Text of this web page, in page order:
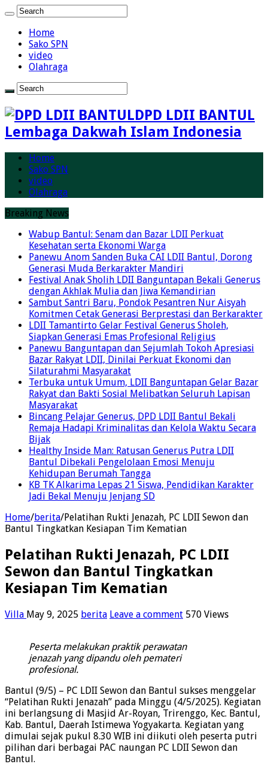
Home
Sako SPN
video
Olahraga
DPD LDII BANTUL
Lembaga Dakwah Islam Indonesia
Home
Sako SPN
video
Olahraga
Breaking News
Wabup Bantul: Senam dan Bazar LDII Perkuat
Kesehatan serta Ekonomi Warga
Panewu Anom Sanden Buka CAI LDII Bantul, Dorong
Generasi Muda Berkarakter Mandiri
Festival Anak Sholih LDII Banguntapan Bekali Generus
dengan Akhlak Mulia dan Jiwa Kemandirian
Sambut Santri Baru, Pondok Pesantren Nur Aisyah
Komitmen Cetak Generasi Berprestasi dan Berkarakter
LDII Tamantirto Gelar Festival Generus Sholeh,
Siapkan Generasi Emas Profesional Religius
Panewu Banguntapan dan Sejumlah Tokoh Apresiasi
Bazar Rakyat LDII, Dinilai Perkuat Ekonomi dan
Silaturahmi Masyarakat
Terbuka untuk Umum, LDII Banguntapan Gelar Bazar
Rakyat dan Bakti Sosial Melibatkan Seluruh Lapisan
Masyarakat
Bincang Pelajar Generus, DPD LDII Bantul Bekali
Remaja Hadapi Kriminalitas dan Kelola Waktu Secara
Bijak
Healthy Inside Man: Ratusan Generus Putra LDII
Bantul Dibekali Pengelolaan Emosi Menuju
Kehidupan Berumah Tangga
KB TK Alkarima Lepas 21 Siswa, Pendidikan Karakter
Jadi Bekal Menuju Jenjang SD
Home/berita/Pelatihan Rukti Jenazah, PC LDII Sewon dan
Bantul Tingkatkan Kesiapan Tim Kematian
Pelatihan Rukti Jenazah, PC LDII
Sewon dan Bantul Tingkatkan
Kesiapan Tim Kematian
Villa May 9, 2025 berita Leave a comment 570 Views
Peserta melakukan praktik perawatan
jenazah yang dipandu oleh pemateri
profesional.
Bantul (9/5) – PC LDII Sewon dan Bantul sukses menggelar
“Pelatihan Rukti Jenazah” pada Minggu (4/5/2025). Kegiatan
ini berlangsung di Masjid Ar-Royan, Trirenggo, Kec. Bantul,
Kab. Bantul, Daerah Istimewa Yogyakarta. Kegiatan yang
dimulai sejak pukul 8.30 WIB ini diikuti oleh peserta putri
pilihan dari berbagai PAC naungan PC LDII Sewon dan
Bantul.